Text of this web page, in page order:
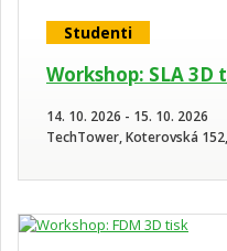
Studenti
Workshop: SLA 3D
14. 10. 2026 - 15. 10. 2026
TechTower, Koterovská